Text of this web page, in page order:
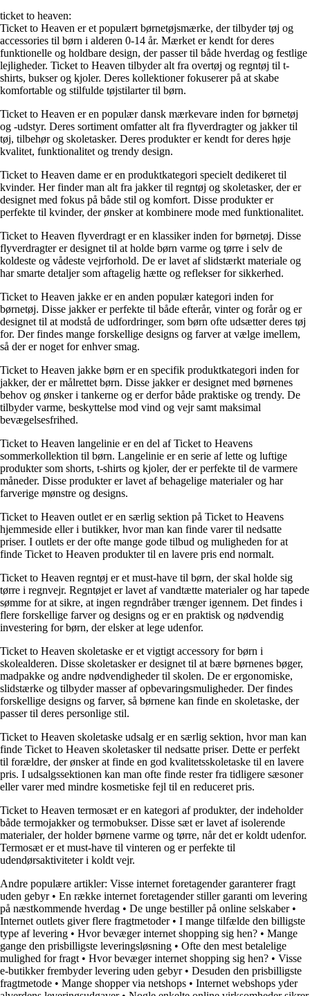
ticket to heaven:
Ticket to Heaven er et populært børnetøjsmærke, der tilbyder tøj og
accessories til børn i alderen 0-14 år. Mærket er kendt for deres
funktionelle og holdbare design, der passer til både hverdag og festlige
lejligheder. Ticket to Heaven tilbyder alt fra overtøj og regntøj til t-
shirts, bukser og kjoler. Deres kollektioner fokuserer på at skabe
komfortable og stilfulde tøjstilarter til børn.
Ticket to Heaven er en populær dansk mærkevare inden for børnetøj
og -udstyr. Deres sortiment omfatter alt fra flyverdragter og jakker til
tøj, tilbehør og skoletasker. Deres produkter er kendt for deres høje
kvalitet, funktionalitet og trendy design.
Ticket to Heaven dame er en produktkategori specielt dedikeret til
kvinder. Her finder man alt fra jakker til regntøj og skoletasker, der er
designet med fokus på både stil og komfort. Disse produkter er
perfekte til kvinder, der ønsker at kombinere mode med funktionalitet.
Ticket to Heaven flyverdragt er en klassiker inden for børnetøj. Disse
flyverdragter er designet til at holde børn varme og tørre i selv de
koldeste og vådeste vejrforhold. De er lavet af slidstærkt materiale og
har smarte detaljer som aftagelig hætte og reflekser for sikkerhed.
Ticket to Heaven jakke er en anden populær kategori inden for
børnetøj. Disse jakker er perfekte til både efterår, vinter og forår og er
designet til at modstå de udfordringer, som børn ofte udsætter deres tøj
for. Der findes mange forskellige designs og farver at vælge imellem,
så der er noget for enhver smag.
Ticket to Heaven jakke børn er en specifik produktkategori inden for
jakker, der er målrettet børn. Disse jakker er designet med børnenes
behov og ønsker i tankerne og er derfor både praktiske og trendy. De
tilbyder varme, beskyttelse mod vind og vejr samt maksimal
bevægelsesfrihed.
Ticket to Heaven langelinie er en del af Ticket to Heavens
sommerkollektion til børn. Langelinie er en serie af lette og luftige
produkter som shorts, t-shirts og kjoler, der er perfekte til de varmere
måneder. Disse produkter er lavet af behagelige materialer og har
farverige mønstre og designs.
Ticket to Heaven outlet er en særlig sektion på Ticket to Heavens
hjemmeside eller i butikker, hvor man kan finde varer til nedsatte
priser. I outlets er der ofte mange gode tilbud og muligheden for at
finde Ticket to Heaven produkter til en lavere pris end normalt.
Ticket to Heaven regntøj er et must-have til børn, der skal holde sig
tørre i regnvejr. Regntøjet er lavet af vandtætte materialer og har tapede
sømme for at sikre, at ingen regndråber trænger igennem. Det findes i
flere forskellige farver og designs og er en praktisk og nødvendig
investering for børn, der elsker at lege udenfor.
Ticket to Heaven skoletaske er et vigtigt accessory for børn i
skolealderen. Disse skoletasker er designet til at bære børnenes bøger,
madpakke og andre nødvendigheder til skolen. De er ergonomiske,
slidstærke og tilbyder masser af opbevaringsmuligheder. Der findes
forskellige designs og farver, så børnene kan finde en skoletaske, der
passer til deres personlige stil.
Ticket to Heaven skoletaske udsalg er en særlig sektion, hvor man kan
finde Ticket to Heaven skoletasker til nedsatte priser. Dette er perfekt
til forældre, der ønsker at finde en god kvalitetsskoletaske til en lavere
pris. I udsalgssektionen kan man ofte finde rester fra tidligere sæsoner
eller varer med mindre kosmetiske fejl til en reduceret pris.
Ticket to Heaven termosæt er en kategori af produkter, der indeholder
både termojakker og termobukser. Disse sæt er lavet af isolerende
materialer, der holder børnene varme og tørre, når det er koldt udenfor.
Termosæt er et must-have til vinteren og er perfekte til
udendørsaktiviteter i koldt vejr.
Andre populære artikler: Visse internet foretagender garanterer fragt
uden gebyr• En række internet foretagender stiller garanti om levering
på næstkommende hverdag • De unge bestiller på online selskaber•
Internet outlets giver flere fragtmetoder• I mange tilfælde den billigste
type af levering • Hvor bevæger internet shopping sig hen? • Mange
gange den prisbilligste leveringsløsning • Ofte den mest betalelige
mulighed for fragt • Hvor bevæger internet shopping sig hen? • Visse
e-butikker frembyder levering uden gebyr• Desuden den prisbilligste
fragtmetode • Mange shopper via netshops • Internet webshops yder